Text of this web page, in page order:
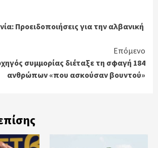
Προειδοποιήσεις για την αλβανική
Επόμενο
συμμορίας διέταξε τη σφαγή 184
ανθρώπων «που ασκούσαν βουντού»